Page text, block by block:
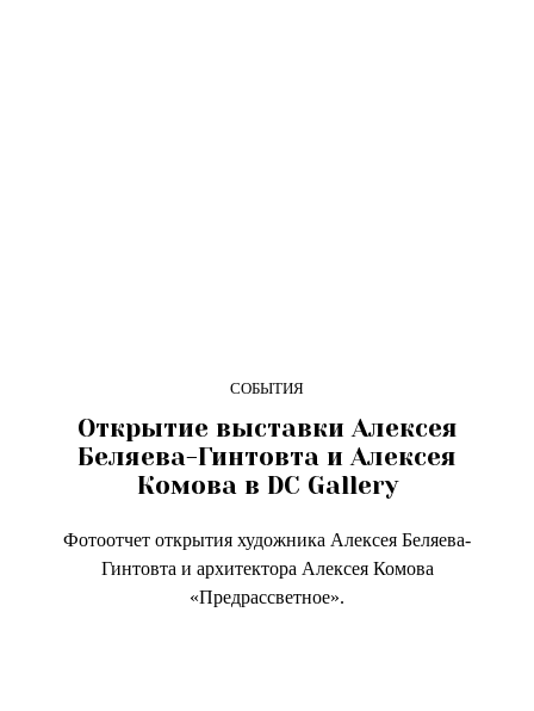
СОБЫТИЯ
Открытие выставки Алексея
Беляева-Гинтовта и Алексея
Комова в DC Gallery
Фотоотчет открытия художника Алексея Беляева-
Гинтовта и архитектора Алексея Комова
«Предрассветное».